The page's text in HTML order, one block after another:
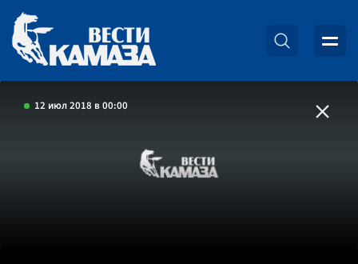
12 июл 2018 в 00:00